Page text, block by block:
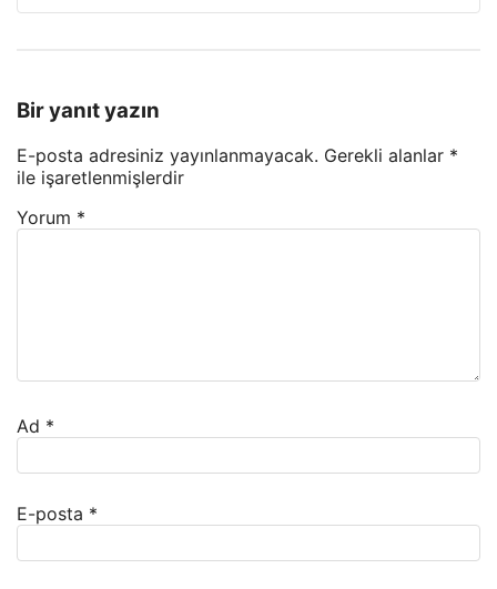
Bir yanıt yazın
E-posta adresiniz yayınlanmayacak. Gerekli alanlar *
ile işaretlenmişlerdir
Yorum *
Ad *
E-posta *